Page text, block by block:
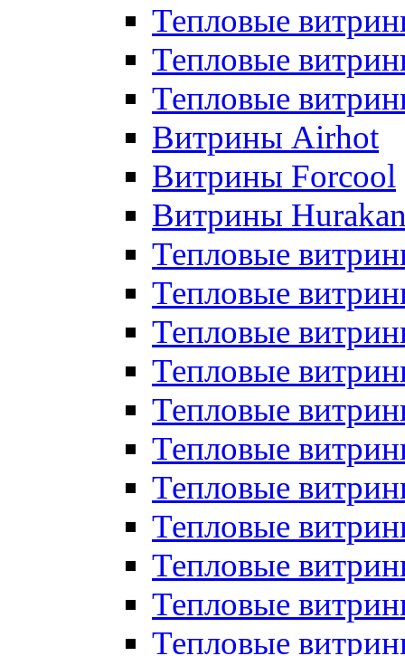
Тепловые
Тепловые
Тепловые
Витрины Airhot
Витрины Forcool
Витрины
Тепловые
Тепловые
Тепловые
Тепловые
Тепловые
Тепловые
Тепловые
Тепловые
Тепловые
Тепловые
Тепловые